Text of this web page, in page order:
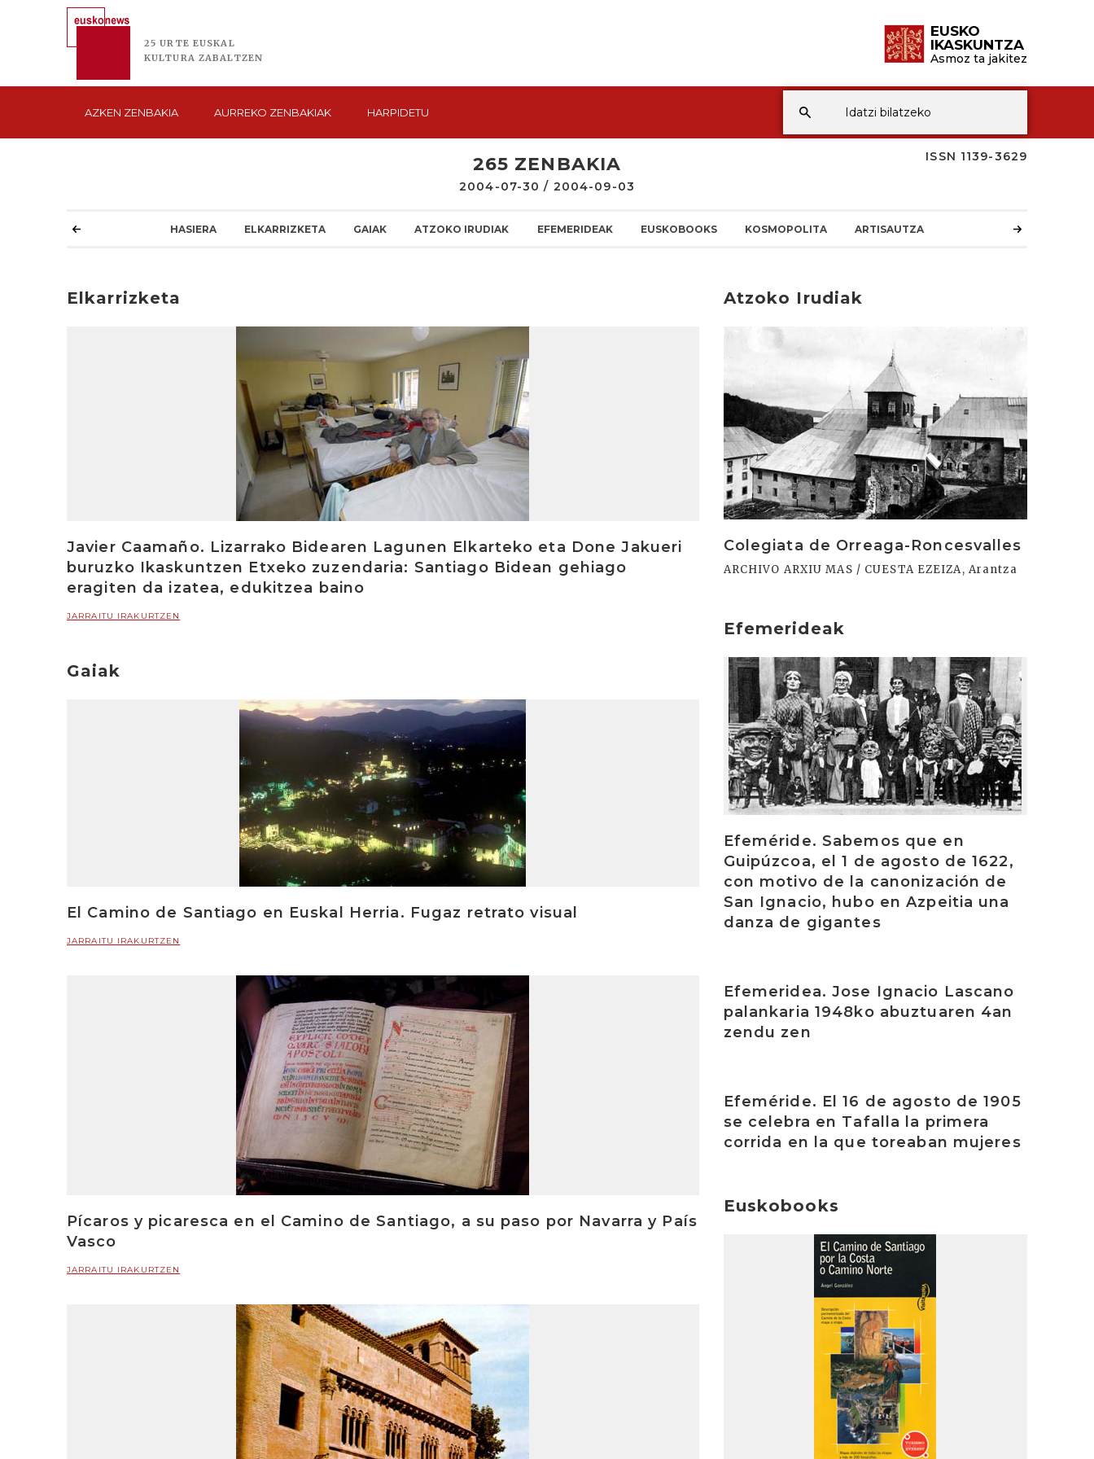
25 URTE EUSKAL
KULTURA ZABALTZEN
EUSKO
IKASKUNTZA
Asmoz ta jakitez
AZKEN ZENBAKIA AURREKO ZENBAKIAK HARPIDETU
ISSN 1139-3629
265 ZENBAKIA
2004-07-30 / 2004-09-03
HASIERA ELKARRIZKETA GAIAK ATZOKO IRUDIAK EFEMERIDEAK EUSKOBOOKS KOSMOPOLITA ARTISAUTZA
Elkarrizketa
Javier Caamaño. Lizarrako Bidearen Lagunen Elkarteko eta Done Jakueri
buruzko Ikaskuntzen Etxeko zuzendaria: Santiago Bidean gehiago
eragiten da izatea, edukitzea baino
JARRAITU IRAKURTZEN
Gaiak
El Camino de Santiago en Euskal Herria. Fugaz retrato visual
JARRAITU IRAKURTZEN
Pícaros y picaresca en el Camino de Santiago, a su paso por Navarra y País
Vasco
JARRAITU IRAKURTZEN
Atzoko Irudiak
Colegiata de Orreaga-Roncesvalles
ARCHIVO ARXIU MAS / CUESTA EZEIZA, Arantza
Efemerideak
Efeméride. Sabemos que en
Guipúzcoa, el 1 de agosto de 1622,
con motivo de la canonización de
San Ignacio, hubo en Azpeitia una
danza de gigantes
Irakurri
Efemeridea. Jose Ignacio Lascano
palankaria 1948ko abuztuaren 4an
zendu zen
Efeméride. El 16 de agosto de 1905
se celebra en Tafalla la primera
corrida en la que toreaban mujeres
Euskobooks